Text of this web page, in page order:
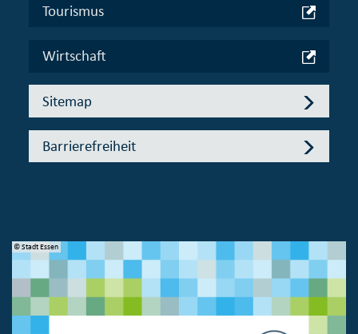
Tourismus
Wirtschaft
Sitemap
Barrierefreiheit
© Stadt Essen